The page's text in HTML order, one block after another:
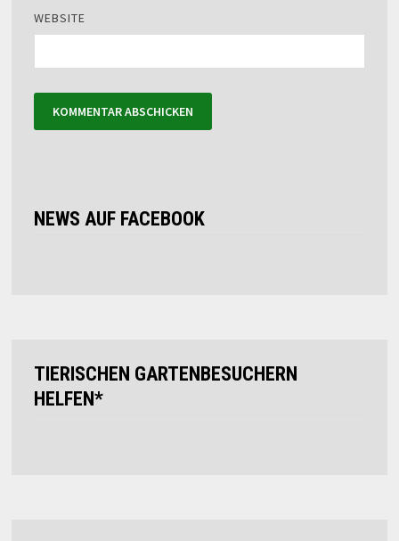
WEBSITE
NEWS AUF FACEBOOK
TIERISCHEN GARTENBESUCHERN
HELFEN*